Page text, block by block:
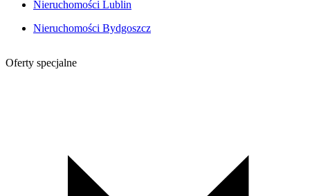
Nieruchomości Lublin
Nieruchomości Bydgoszcz
Oferty specjalne